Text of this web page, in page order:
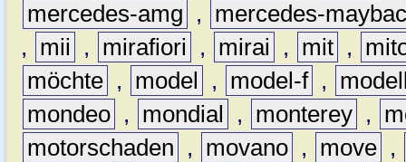
mercedes-amg
,
mercedes-
,
mii , mirafiori , mirai , mit ,
möchte , model , model-f ,
mondeo , mondial , monterey ,
motorschaden
, movano , move ,